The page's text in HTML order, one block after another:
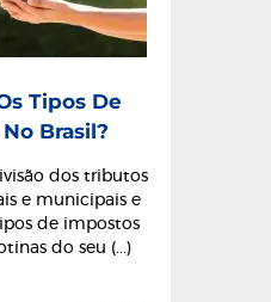
Tipos De
Brasil?
dos tributos
e municipais e
de impostos
do seu (...)